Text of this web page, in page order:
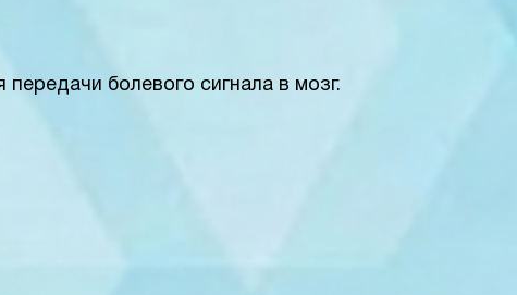
болевого сигнала в мозг.